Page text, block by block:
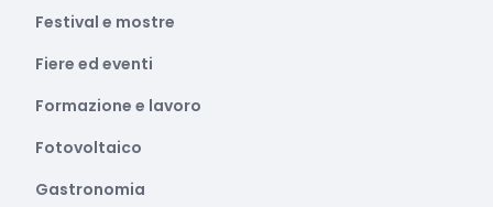
Festival e mostre
Fiere ed eventi
Formazione e lavoro
Fotovoltaico
Gastronomia